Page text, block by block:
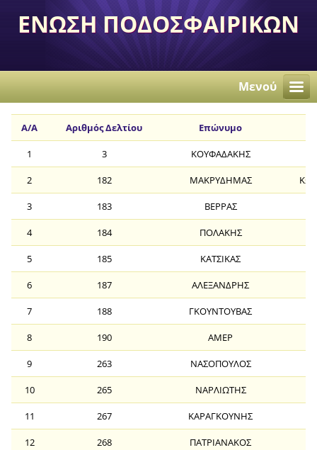
ΕΝΩΣΗ ΠΟΔΟΣΦΑΙΡΙΚΩΝ
ΣΩΜΑΤΕΙΩΝ
ΑΝΕΞΑΡΤΗΤΩΝ
ΠΕΡΙΣΤΕΡΙΟΥ
Μενού
Α/Α Αριθμός Δελτίου Επώνυμο
1 3 ΚΟΥΦΑΔΑΚΗΣ
2 182 ΜΑΚΡΥΔΗΜΑΣ
3 183 ΒΕΡΡΑΣ
4 184 ΠΟΛΑΚΗΣ
5 185 ΚΑΤΣΙΚΑΣ
6 187 ΑΛΕΞΑΝΔΡΗΣ
7 188 ΓΚΟΥΝΤΟΥΒΑΣ
8 190 ΑΜΕΡ
9 263 ΝΑΣΟΠΟΥΛΟΣ
10 265 ΝΑΡΛΙΩΤΗΣ
11 267 ΚΑΡΑΓΚΟΥΝΗΣ
12 268 ΠΑΤΡΙΑΝΑΚΟΣ